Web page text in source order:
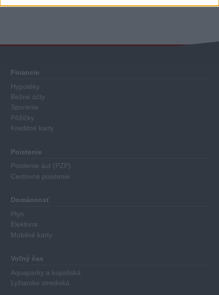
hodnotenie
Každý
sporiaci
finančný
produkt
má
priradené
za
nasledovné
kritéria:
výška
počiatočného
vkladu
Dĺžka
Financie
Hypotéky
Bežné účty
Sporenie
Pôžičky
Kreditné karty
Poistenie
Poistenie áut (PZP)
Cestovné poistenie
Domácnosť
Plyn
Elektrina
Mobilné karty
Voľný čas
Aquaparky a kúpaliská
Lyžiarske strediská